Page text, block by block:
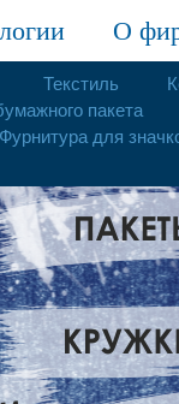
О
Текстиль
пакета
Фурнитура для